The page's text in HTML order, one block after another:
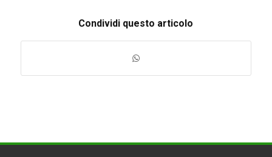
Condividi questo articolo